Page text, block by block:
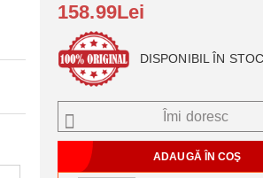
158.99Lei
DISPONIBIL ÎN STOC
Îmi doresc